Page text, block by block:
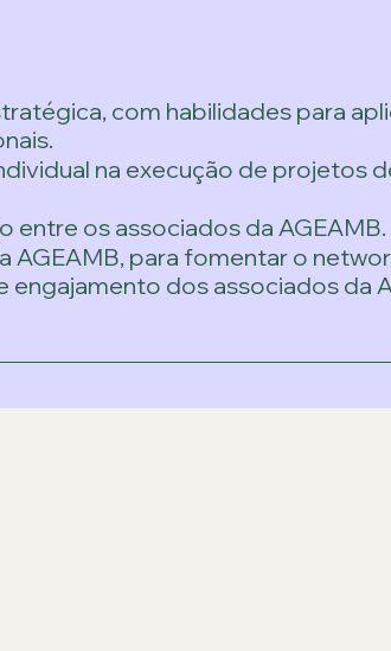
com habilidades para
na execução de projetos
os associados da AGEAMB.
para fomentar o
dos associados da